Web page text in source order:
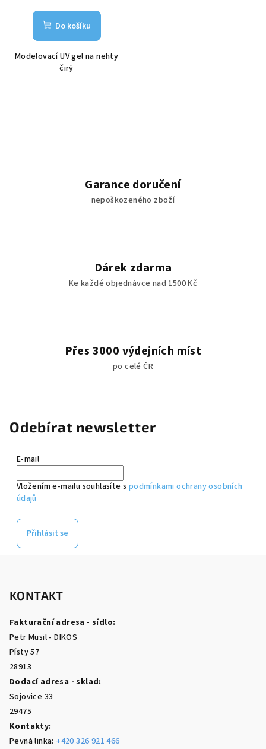
Do košíku
Modelovací UV gel na nehty
čirý
Garance doručení
nepoškozeného zboží
Dárek zdarma
Ke každé objednávce nad 1500 Kč
Přes 3000 výdejních míst
po celé ČR
Odebírat newsletter
E-mail
Vložením e-mailu souhlasíte s podmínkami ochrany osobních
údajů
Přihlásit se
KONTAKT
Fakturační adresa - sídlo:
Petr Musil - DIKOS
Písty 57
28913
Dodací adresa - sklad:
Sojovice 33
29475
Kontakty:
Pevná linka: +420 326 921 466